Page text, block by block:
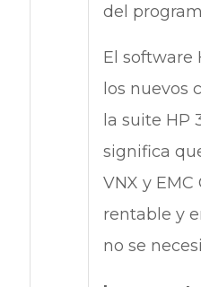
del
El software
los nuevos
la suite HP
significa
VNX y
rentable y
no se